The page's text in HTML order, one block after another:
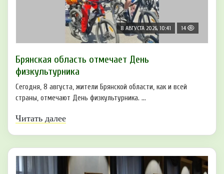
8 АВГУСТА 2026, 10:41 14
Брянская область отмечает День
физкультурника
Сегодня, 8 августа, жители Брянской области, как и всей
страны, отмечают День физкультурника. ...
Читать далее